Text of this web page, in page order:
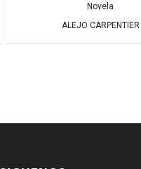
Novela
ALEJO CARPENTIER